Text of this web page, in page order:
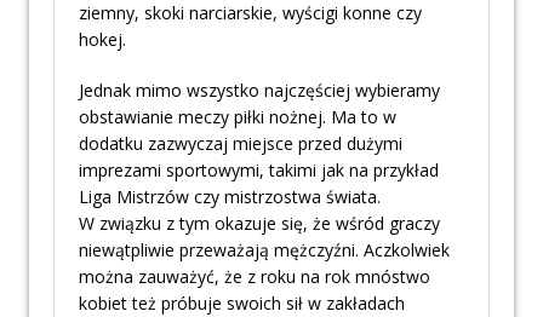
ziemny, skoki narciarskie, wyścigi konne czy
hokej.
Jednak mimo wszystko najczęściej wybieramy
obstawianie meczy piłki nożnej. Ma to w
dodatku zazwyczaj miejsce przed dużymi
imprezami sportowymi, takimi jak na przykład
Liga Mistrzów czy mistrzostwa świata.
W związku z tym okazuje się, że wśród graczy
niewątpliwie przeważają mężczyźni. Aczkolwiek
można zauważyć, że z roku na rok mnóstwo
kobiet też próbuje swoich sił w zakładach